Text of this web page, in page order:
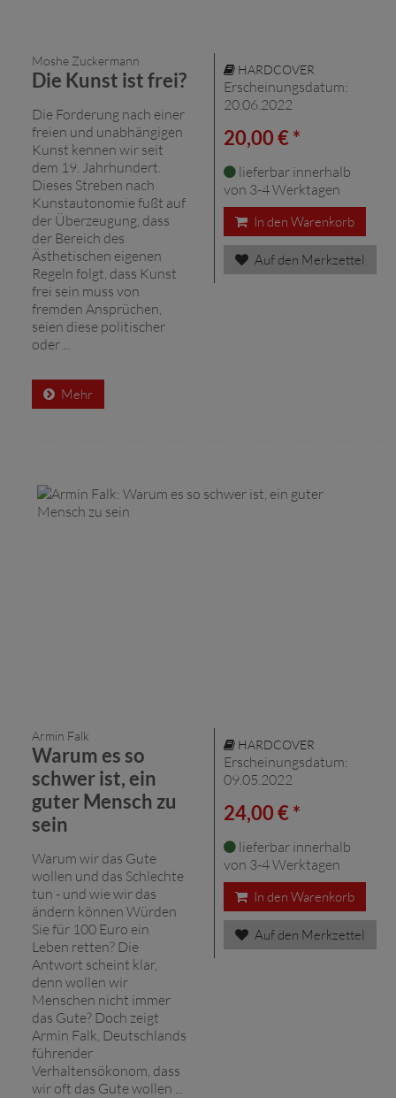
Moshe Zuckermann
Die Kunst ist frei?
Die Forderung nach einer
freien und unabhängigen
Kunst kennen wir seit
dem 19. Jahrhundert.
Dieses Streben nach
Kunstautonomie fußt auf
der Überzeugung, dass
der Bereich des
Ästhetischen eigenen
Regeln folgt, dass Kunst
frei sein muss von
fremden Ansprüchen,
seien diese politischer
oder ...
Mehr
HARDCOVER
Erscheinungsdatum:
20.06.2022
20,00 € *
lieferbar innerhalb
von 3-4 Werktagen
In den Warenkorb
Auf den Merkzettel
Armin Falk
Warum es so
schwer ist, ein
guter Mensch zu
sein
Warum wir das Gute
wollen und das Schlechte
tun - und wie wir das
ändern können Würden
Sie für 100 Euro ein
Leben retten? Die
Antwort scheint klar,
denn wollen wir
Menschen nicht immer
das Gute? Doch zeigt
Armin Falk, Deutschlands
führender
Verhaltensökonom, dass
wir oft das Gute wollen ...
HARDCOVER
Erscheinungsdatum:
09.05.2022
24,00 € *
lieferbar innerhalb
von 3-4 Werktagen
In den Warenkorb
Auf den Merkzettel